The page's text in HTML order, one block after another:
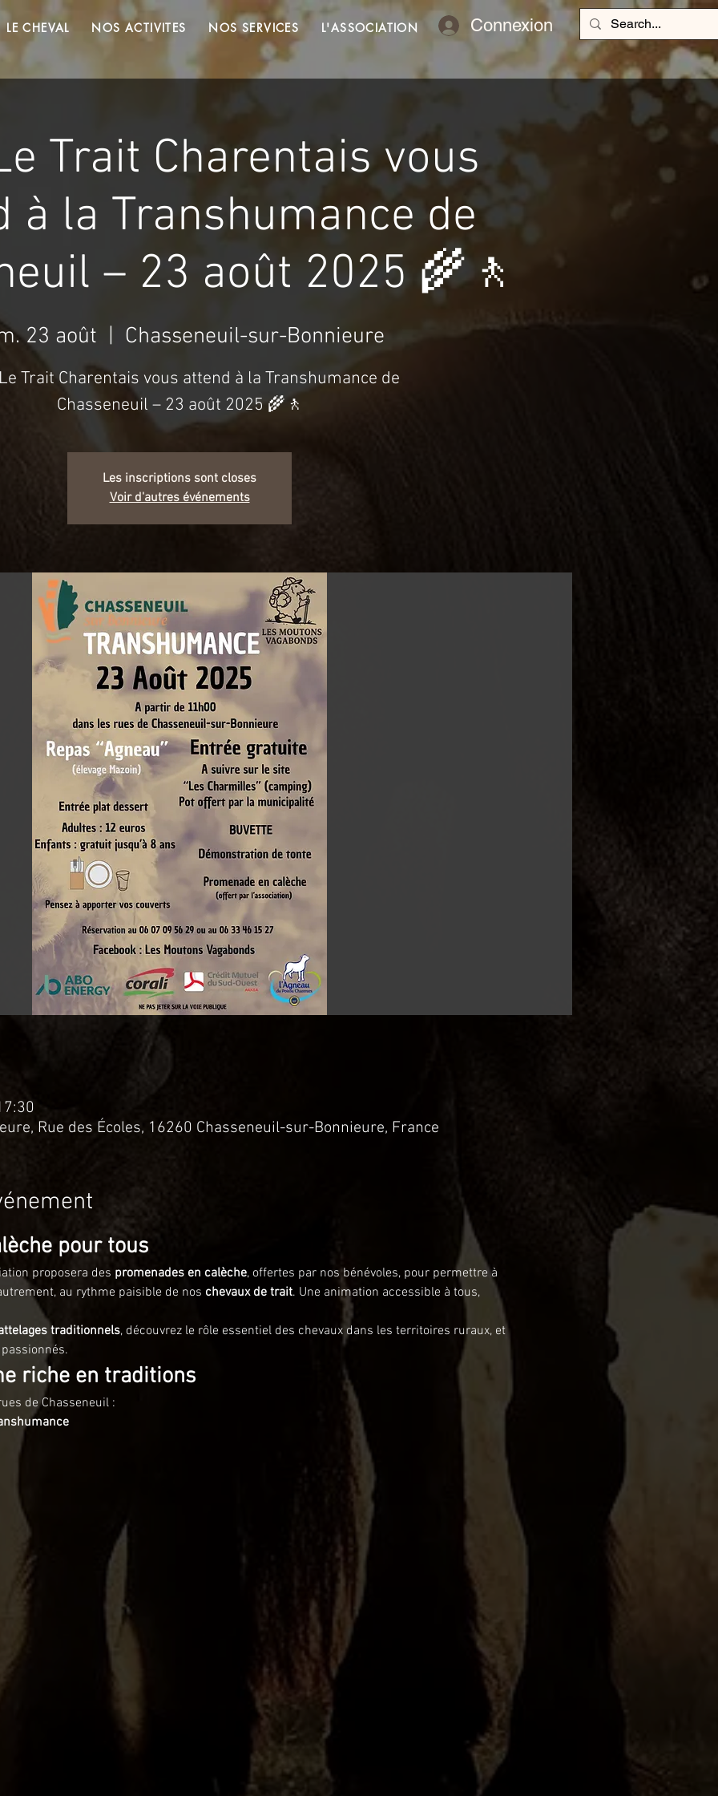
LE CHEVAL NOS ACTIVITES NOS SERVICES L'ASSOCIATION Connexion
Trait Charentais vous
à la Transhumance de
– 23 août 2025 🌾🚶
23 août
  |
Chasseneuil-sur-Bonnieure
Trait Charentais vous attend à la Transhumance de
Chasseneuil – 23 août 2025 🌾🚶
Les inscriptions sont closes
Voir d'autres événements
Rue des Écoles, 16260 Chasseneuil-sur-Bonnieure, France
pour tous
proposera des promenades en calèche, offertes par nos bénévoles, pour permettre à
au rythme paisible de nos chevaux de trait. Une animation accessible à tous,
traditionnels, découvrez le rôle essentiel des chevaux dans les territoires ruraux, et
riche en traditions
de Chasseneuil :